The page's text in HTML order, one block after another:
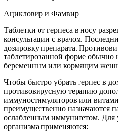
Ацикловир и Фамвир
Таблетки от герпеса в носу
консультации с врачом.
дозировку препарата.
таблетированной форме обычно
беременным или кормящим
Чтобы быстро убрать герпес в
противовирусную терапию
иммуностимуляторов или
преимущественно назначаются
ослабленным иммунитетом. Для
организма применяются: